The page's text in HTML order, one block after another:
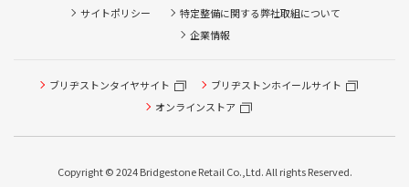
サイトポリシー
特定整備に関する弊社取組について
企業情報
ブリヂストンタイヤサイト
ブリヂストンホイールサイト
オンラインストア
Copyright © 2024 Bridgestone Retail Co.,Ltd. All rights Reserved.
タイヤ点検・安全点検/タイヤ履き替え/オイル交換/その他
ピット作業の予約
本日のタイヤ履き替え順番待ち予約 ※クローク契約会員の